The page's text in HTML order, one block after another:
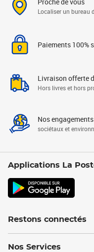
Localiser un bureau
Paiements 100%
Livraison offerte
Hors livres et hors
Nos engagements
sociétaux et
Applications La
Restons connectés
Nos Services